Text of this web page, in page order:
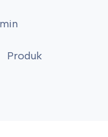
Produk